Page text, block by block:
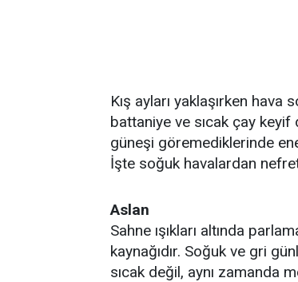
Kış ayları yaklaşırken
battaniye ve sıcak çay keyif
güneşi göremediklerinde
İşte soğuk havalardan
Aslan
Sahne ışıkları altında
kaynağıdır. Soğuk ve gri
sıcak değil, aynı zamanda